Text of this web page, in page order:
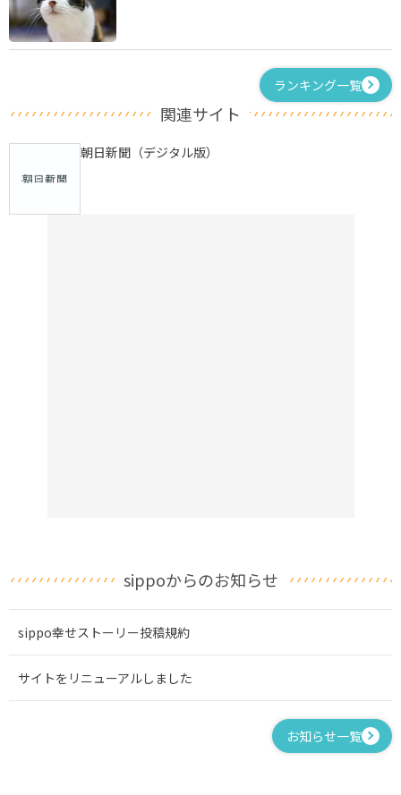
ランキング一覧
関連サイト
朝日新聞（デジタル版）
sippoからのお知らせ
sippo幸せストーリー投稿規約
サイトをリニューアルしました
お知らせ一覧